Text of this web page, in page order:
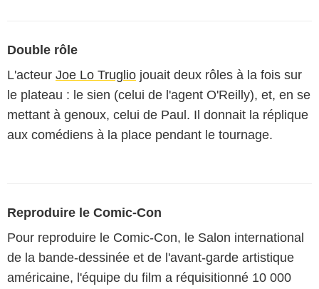
Double rôle
L'acteur Joe Lo Truglio jouait deux rôles à la fois sur
le plateau : le sien (celui de l'agent O'Reilly), et, en se
mettant à genoux, celui de Paul. Il donnait la réplique
aux comédiens à la place pendant le tournage.
Reproduire le Comic-Con
Pour reproduire le Comic-Con, le Salon international
de la bande-dessinée et de l'avant-garde artistique
américaine, l'équipe du film a réquisitionné 10 000